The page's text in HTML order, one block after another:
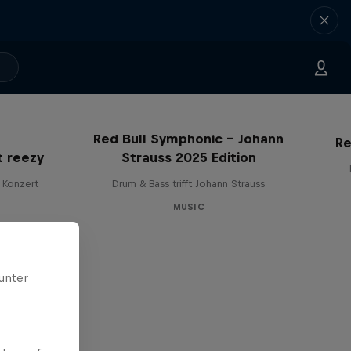
reezy
Konzert
Red Bull Symphonic – Johann
Strauss 2025 Edition
Drum & Bass trifft Johann Strauss
MUSIC